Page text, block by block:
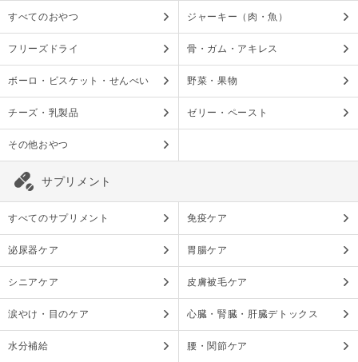
すべてのおやつ ジャーキー（肉・魚）
フリーズドライ 骨・ガム・アキレス
ボーロ・ビスケット・せんべい 野菜・果物
チーズ・乳製品 ゼリー・ペースト
その他おやつ
サプリメント
すべてのサプリメント 免疫ケア
泌尿器ケア 胃腸ケア
シニアケア 皮膚被毛ケア
涙やけ・目のケア 心臓・腎臓・肝臓デトックス
水分補給 腰・関節ケア